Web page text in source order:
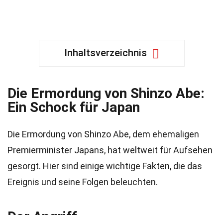
Inhaltsverzeichnis
Die Ermordung von Shinzo Abe:
Ein Schock für Japan
Die Ermordung von Shinzo Abe, dem ehemaligen
Premierminister Japans, hat weltweit für Aufsehen
gesorgt. Hier sind einige wichtige Fakten, die das
Ereignis und seine Folgen beleuchten.